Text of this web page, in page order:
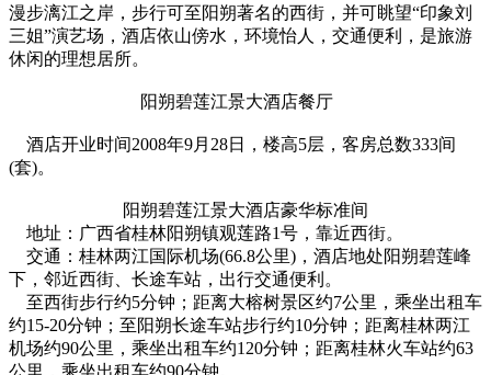
漫步漓江之岸，步行可至阳朔著名的西街，并可眺望“印象刘
三姐”演艺场，酒店依山傍水，环境怡人，交通便利，是旅游
休闲的理想居所。
阳朔碧莲江景大酒店餐厅
酒店开业时间2008年9月28日，楼高5层，客房总数333间
(套)。
阳朔碧莲江景大酒店豪华标准间
地址：广西省桂林阳朔镇观莲路1号，靠近西街。
交通：桂林两江国际机场(66.8公里)，酒店地处阳朔碧莲峰
下，邻近西街、长途车站，出行交通便利。
至西街步行约5分钟；距离大榕树景区约7公里，乘坐出租车
约15-20分钟；至阳朔长途车站步行约10分钟；距离桂林两江
机场约90公里，乘坐出租车约120分钟；距离桂林火车站约63
公里，乘坐出租车约90分钟。